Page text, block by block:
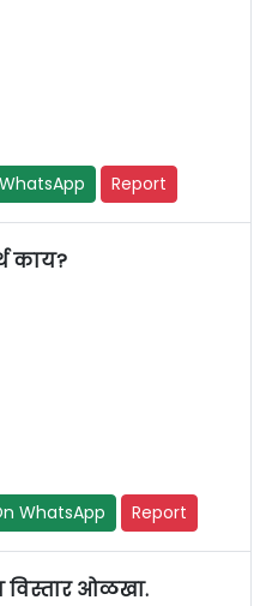
Report
काय?
WhatsApp Report
विस्तार ओळखा.